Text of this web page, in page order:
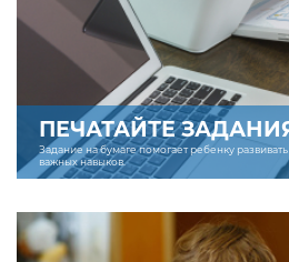
ПЕЧАТАЙТЕ
Задание на бумаге помогает ребенку
важных навыков.